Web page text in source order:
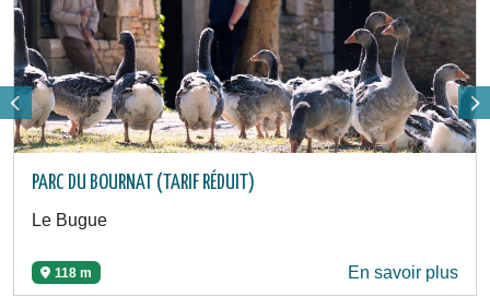
PARC DU BOURNAT (TARIF RÉDUIT)
Le Bugue
118 m En savoir plus